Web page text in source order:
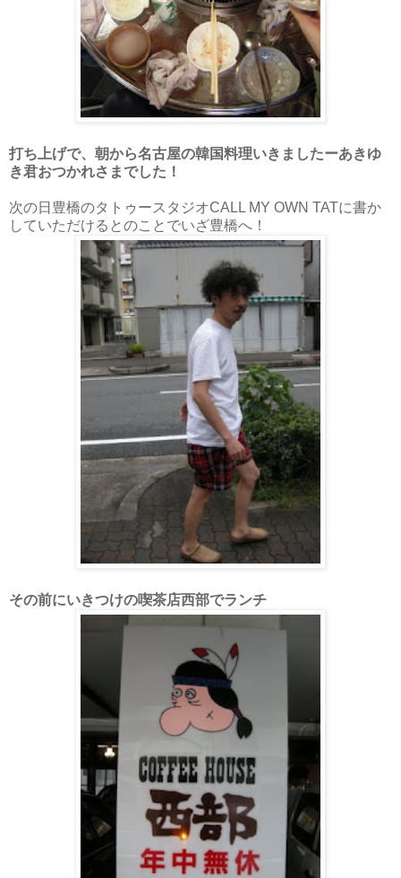
打ち上げで、朝から名古屋の韓国料理いきましたーあきゆ
き君おつかれさまでした！
次の日豊橋のタトゥースタジオCALL MY OWN TATに書か
していただけるとのことでいざ豊橋へ！
その前にいきつけの喫茶店西部でランチ